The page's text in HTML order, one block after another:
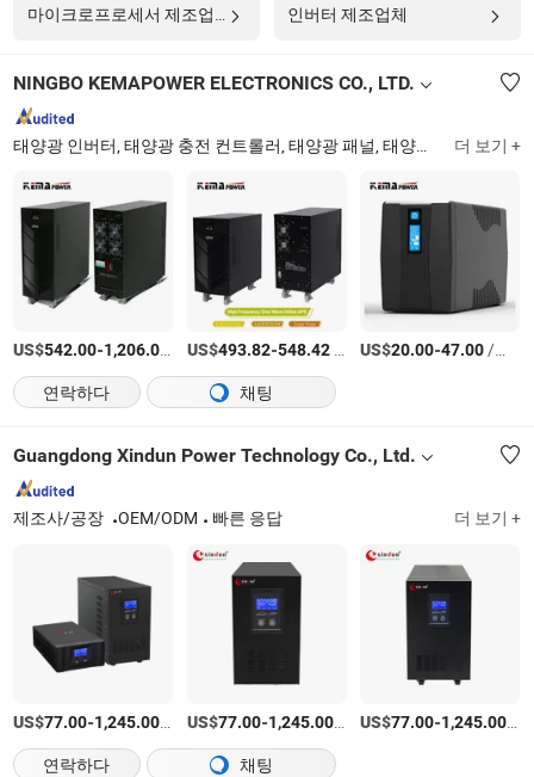
인버터 제조업체
NINGBO KEMAPOWER ELECTRONICS CO., LTD.
태양광 인버터, 태양광 충전 컨트롤러, 태양광 패널, 태양광 배터리, MPPT 태양광 충전 컨트롤러, 태양광 마운팅, 하이브리드 태양광 인버터, 온 그리드 전력 인버터, 그리드 타이 전 inverter, LED 가로등 더 보기 +
US$542.00-1,206.00 /상품
US$493.82-548.42/상품 US$20.00-47.00/상품
연락하다
채팅
Guangdong Xindun Power Technology Co., Ltd.
제조사/공장 OEM/ODM 빠른 응답 더 보기 +
US$77.00-1,245.00/상품US$77.00-1,245.00/상품US$77.00-1,245.00/
연락하다
채팅